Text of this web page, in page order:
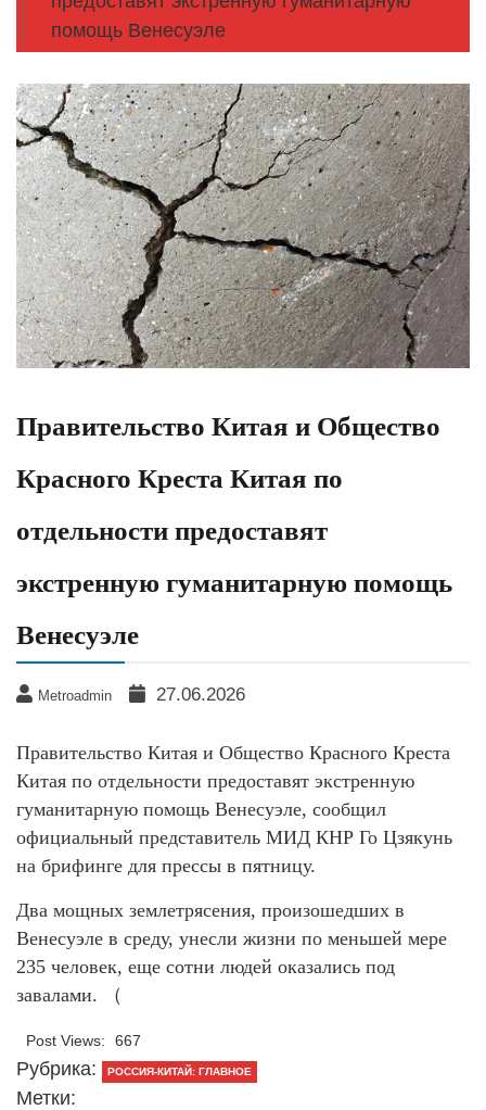
помощь Венесуэле
Правительство Китая и Общество
Красного Креста Китая по
отдельности предоставят
экстренную гуманитарную помощь
Венесуэле
Metroadmin 27.06.2026
Правительство Китая и Общество Красного Креста
Китая по отдельности предоставят экстренную
гуманитарную помощь Венесуэле, сообщил
официальный представитель МИД КНР Го Цзякунь
на брифинге для прессы в пятницу.
Два мощных землетрясения, произошедших в
Венесуэле в среду, унесли жизни по меньшей мере
235 человек, еще сотни людей оказались под
завалами. （
Post Views: 667
Рубрика: РОССИЯ-КИТАЙ: ГЛАВНОЕ
Метки: